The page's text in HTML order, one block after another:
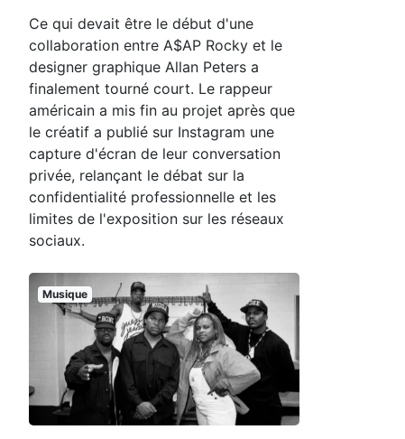
Ce qui devait être le début d'une
collaboration entre A$AP Rocky et le
designer graphique Allan Peters a
finalement tourné court. Le rappeur
américain a mis fin au projet après que
le créatif a publié sur Instagram une
capture d'écran de leur conversation
privée, relançant le débat sur la
confidentialité professionnelle et les
limites de l'exposition sur les réseaux
sociaux.
Musique